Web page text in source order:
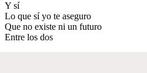
Y sí
Lo que sí yo te aseguro
Que no existe ni un futuro
Entre los dos